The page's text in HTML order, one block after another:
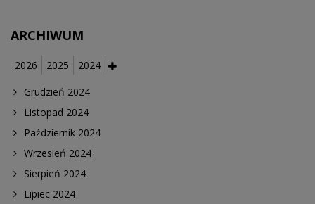
ARCHIWUM
2026 2025 2024
Grudzień 2024
Listopad 2024
Październik 2024
Wrzesień 2024
Sierpień 2024
Lipiec 2024